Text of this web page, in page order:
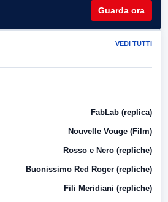
Guarda ora
VEDI TUTTI
FabLab (replica)
Nouvelle Vouge (Film)
Rosso e Nero (repliche)
Buonissimo Red Roger (repliche)
Fili Meridiani (repliche)